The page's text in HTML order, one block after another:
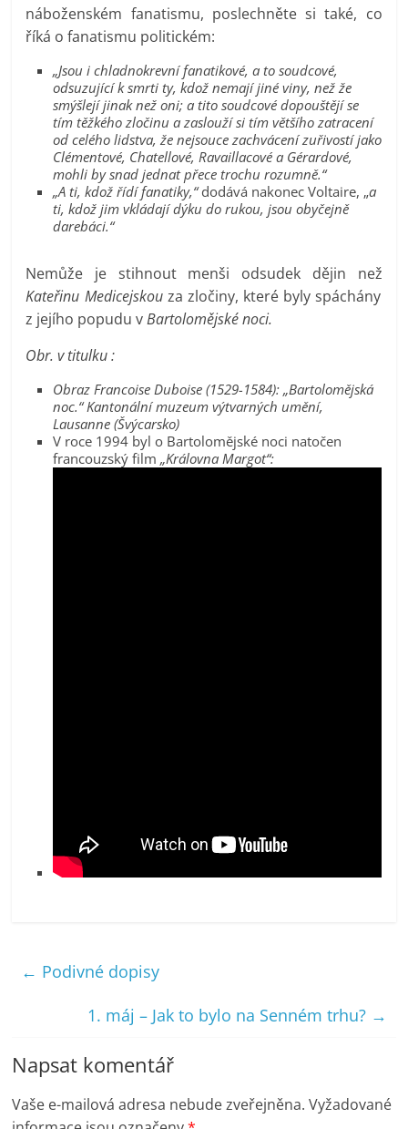
náboženském fanatismu, poslechněte si také, co
říká o fanatismu politickém:
„Jsou i chladnokrevní fanatikové, a to soudcové,
odsuzující k smrti ty, kdož nemají jiné viny, než že
smýšlejí jinak než oni; a tito soudcové dopouštějí se
tím těžkého zločinu a zaslouží si tím většího zatracení
od celého lidstva, že nejsouce zachvácení zuřivostí jako
Clémentové, Chatellové, Ravaillacové a Gérardové,
mohli by snad jednat přece trochu rozumně.“
„A ti, kdož řídí fanatiky,“dodává nakonec Voltaire, „a
ti, kdož jim vkládají dýku do rukou, jsou obyčejně
darebáci.“
Nemůže je stihnout menši odsudek dějin než
Kateřinu Medicejskouza zločiny, které byly spáchány
z jejího popudu vBartolomějské noci.
Obr. v titulku :
Obraz Francoise Duboise (1529-1584): „Bartolomějská
noc.“ Kantonální muzeum výtvarných umění,
Lausanne (Švýcarsko)
V roce 1994 byl o Bartolomějské noci natočen
francouzský film „Královna Margot“:
← Podivné dopisy
1. máj – Jak to bylo na Senném trhu? →
Napsat komentář
Vaše e-mailová adresa nebude zveřejněna. Vyžadované